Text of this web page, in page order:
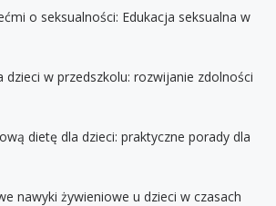
o seksualności: Edukacja seksualna w
dzieci w przedszkolu: rozwijanie zdolności
dietę dla dzieci: praktyczne porady dla
nawyki żywieniowe u dzieci w czasach